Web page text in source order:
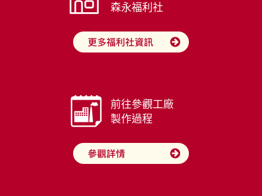
森永福利社
前往參觀工廠
製作過程